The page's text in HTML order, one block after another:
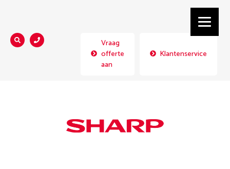
Zoeken...
Vraag
offerte
aan
Klantenservice